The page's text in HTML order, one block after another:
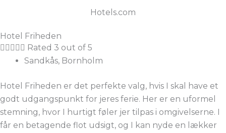
Hotels.com
Hotel Friheden
     Rated 3 out of 5
Sandkås, Bornholm
Hotel Friheden er det perfekte valg, hvis I skal have et
godt udgangspunkt for jeres ferie. Her er en uformel
stemning, hvor I hurtigt føler jer tilpas i omgivelserne. I
får en betagende flot udsigt, og I kan nyde en lækker